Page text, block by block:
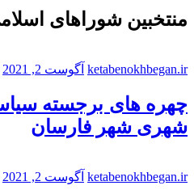
منتخبین شوراهای
ketabenokhbegan.ir آگوست 2, 2021
چهره های برجسته
شهری شهر فارسان
ketabenokhbegan.ir آگوست 2, 2021